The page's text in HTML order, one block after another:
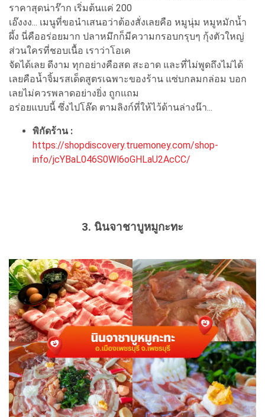
ราคาสุดน่าร๊าก เริ่มต้นแค่ 200
เอ๊งงง... เมนูที่ขอนำเสนอว่าต้องสั่งเลยคือ หมูนุ่ม หมูหมักน้ำ
ผึ้ง นี่คืออร่อยมาก ปลาหมึกก็มีความกรอบกรุบๆ กุ้งตัวใหญ่
ส่วนใครที่ชอบเนื้อ เราว่าโอเค
จัดได้เลย ดีงาม ทุกอย่างคือสด สะอาด และที่ไม่พูดถึงไม่ได้
เลยคือน้ำจิ้มรสเด็ดสูตรเฉพาะของร้าน แซ่บกลมกล่อม บอก
เลยไม่ควรพลาดอย่างยิ่ง ถูกแถม
อร่อยแบบนี้ ซึ่งไปโล๊ด ตามลิงก์ที่ให้ไว้ด้านล่างน๊า...
พิกัดร้าน :
https://shopdiscovery.truemoney.com/shop-
info/jcYBaL046S0Wl6oGHLaU2AcCC/
3. นินจาชาบูหมูกะทะ